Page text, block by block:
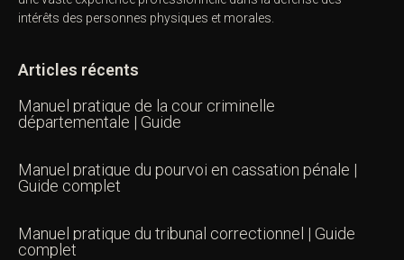
intérêts des personnes physiques et morales.
Articles récents
Manuel pratique de la cour criminelle
départementale | Guide
Manuel pratique du pourvoi en cassation pénale |
Guide complet
Manuel pratique du tribunal correctionnel | Guide
complet